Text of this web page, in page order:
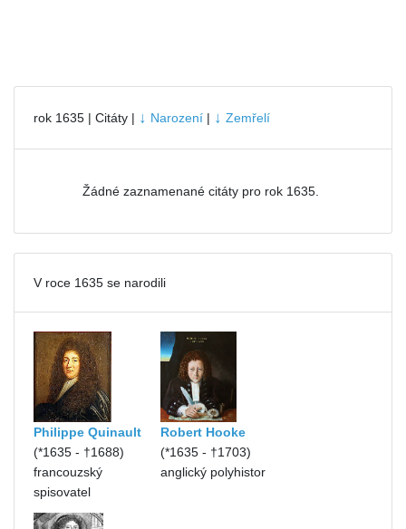
rok 1635 | Citáty | ↓ Narození | ↓ Zemřelí
Žádné zaznamenané citáty pro rok 1635.
V roce 1635 se narodili
Philippe Quinault
(*1635 - †1688)
francouzský
spisovatel
Robert Hooke
(*1635 - †1703)
anglický polyhistor